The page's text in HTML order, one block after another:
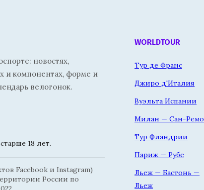
новостях,
и компонентах, форме и
велогонок.
18 лет.
Facebook и Instagram)
России по
WORLDTOUR
Тур де Франс
Джиро д'Италия
Вуэльта Испании
Милан — Сан-Ремо
Тур Фландрии
Париж — Рубе
Льеж — Бастонь —
Льеж